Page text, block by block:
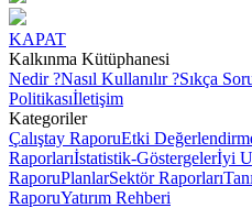
KAPAT
Kalkınma Kütüphanesi
Nedir ?Nasıl Kullanılır ?Sıkça
Politikasıİletişim
Kategoriler
Çalıştay RaporuEtki
Raporlarıİstatistik-Göstergelerİyi
RaporuPlanlarSektör Raporları
RaporuYatırım Rehberi